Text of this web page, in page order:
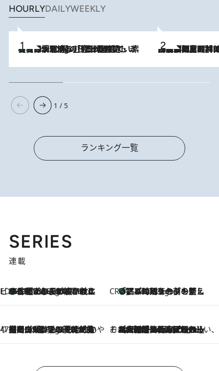
HOURLYDAILYWEEKLY
3 Hours Ago
【大分・別府】「今一番おいしい食材を調理する」1日2組限定・ミシュラン2ツ星の日本料理店で、素材と四季を愉しむ極上の時間 2026.8.8
「最後に見られてよかった」上野動物園の東園パンダ舎が解体前に特別公開。8月16日まで延長されたパネル展と共に辿る“半世紀”のパンダ飼育《解体工事の図面あり》
1 / 5
ランキング一覧
SERIES
連載
ビューティいいもの集め EDITORS' BEST
2 Hours Ago
35℃超えの日の夜、枕にひと吹き！ BAUMのルームスプレーが、ひのきの香りで心まで解きほぐす CREA'S CHOICE
2 Hours Ago
「眠る時刻をセットする」——眠りの前を整える、バルミューダの新しいアプローチ
47都道府県の手みやげ ひんやりスイーツで夏を満喫
2 Hours Ago
【岡山県】この夏絶対食べたい 冷やしておいしいおやつ3選 フルーツが主役のプリンやアイスが勢揃い そおだよおこの関西おいしい、おやつ紀行
2026.8.9
［大阪府箕面市］一皿一皿目の前で仕上げられる、料理を巧みに組み込んだアシェットデセールコース「ミチル アシェット デセール（Michiru assiette dessert）」